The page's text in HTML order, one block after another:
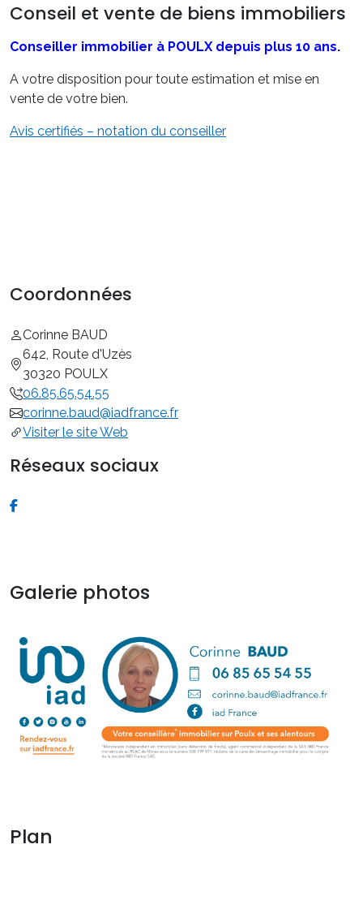
Conseil et vente de biens immobiliers
Conseiller immobilier à POULX depuis plus 10 ans.
A votre disposition pour toute estimation et mise en
vente de votre bien.
Avis certifiés – notation du conseiller
Coordonnées
Corinne BAUD
642, Route d'Uzès
30320 POULX
06.85.65.54.55
corinne.baud@iadfrance.fr
Visiter le site Web
Réseaux sociaux
Galerie photos
Plan